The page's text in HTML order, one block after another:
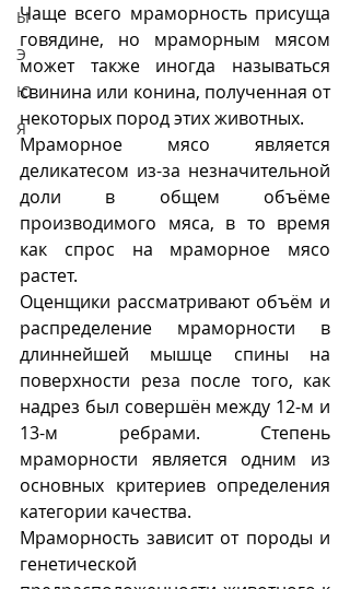
Ы
Э
Ю
Я
Чаще всего мраморность присуща
говядине, но мраморным мясом
может также иногда называться
свинина или конина, полученная от
некоторых пород этих животных.
Мраморное мясо является
деликатесом из-за незначительной
доли в общем объёме
производимого мяса, в то время
как спрос на мраморное мясо
растет.
Оценщики рассматривают объём и
распределение мраморности в
длиннейшей мышце спины на
поверхности реза после того, как
надрез был совершён между 12-м и
13-м ребрами. Степень
мраморности является одним из
основных критериев определения
категории качества.
Мраморность зависит от породы и
генетической